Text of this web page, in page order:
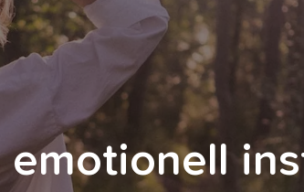
emotionell